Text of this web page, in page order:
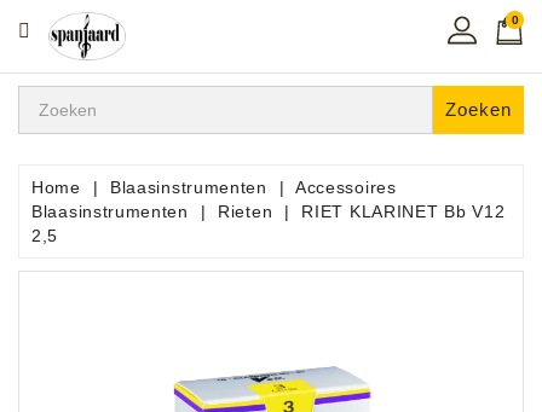
CATEGORIE
Home
In
De
Regio
0
Zoeken
Home Blaasinstrumenten
Accessoires
Blaasinstrumenten
Rieten
RIET KLARINET Bb V12
2,5